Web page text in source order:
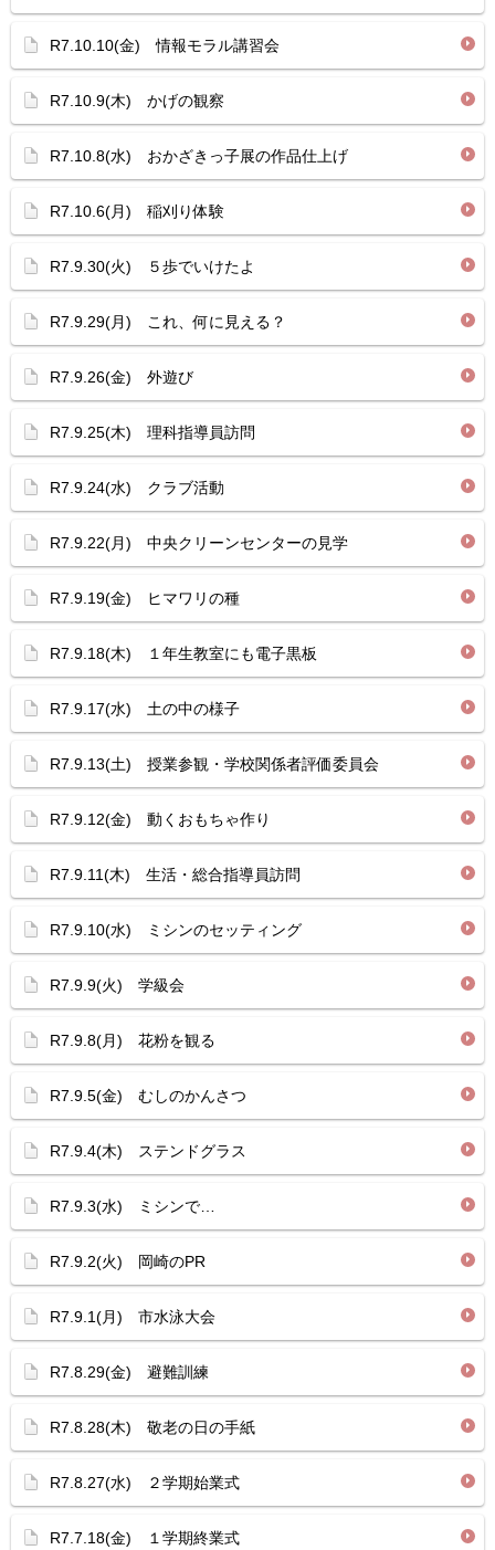
R7.10.10(金) 情報モラル講習会
R7.10.9(木) かげの観察
R7.10.8(水) おかざきっ子展の作品仕上げ
R7.10.6(月) 稲刈り体験
R7.9.30(火) ５歩でいけたよ
R7.9.29(月) これ、何に見える？
R7.9.26(金) 外遊び
R7.9.25(木) 理科指導員訪問
R7.9.24(水) クラブ活動
R7.9.22(月) 中央クリーンセンターの見学
R7.9.19(金) ヒマワリの種
R7.9.18(木) １年生教室にも電子黒板
R7.9.17(水) 土の中の様子
R7.9.13(土) 授業参観・学校関係者評価委員会
R7.9.12(金) 動くおもちゃ作り
R7.9.11(木) 生活・総合指導員訪問
R7.9.10(水) ミシンのセッティング
R7.9.9(火) 学級会
R7.9.8(月) 花粉を観る
R7.9.5(金) むしのかんさつ
R7.9.4(木) ステンドグラス
R7.9.3(水) ミシンで…
R7.9.2(火) 岡崎のPR
R7.9.1(月) 市水泳大会
R7.8.29(金) 避難訓練
R7.8.28(木) 敬老の日の手紙
R7.8.27(水) ２学期始業式
R7.7.18(金) １学期終業式